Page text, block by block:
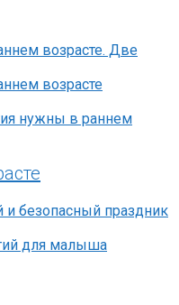
возрасте. Две
возрасте
нужны в раннем
и безопасный праздник
для малыша